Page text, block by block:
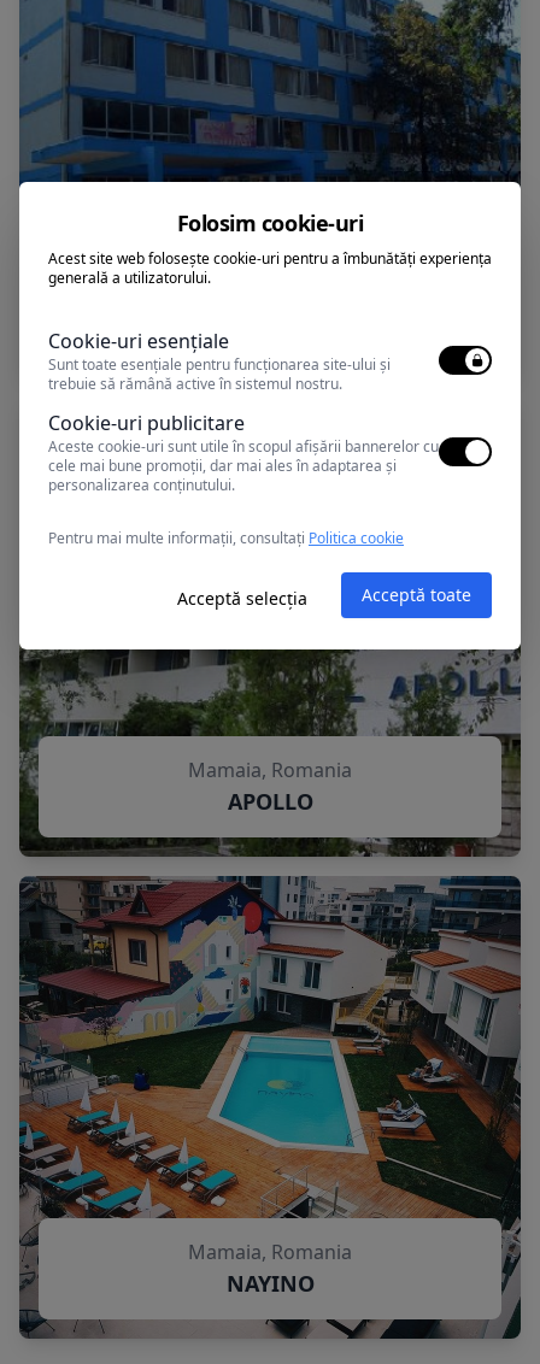
Mamaia, Romania
Mamaia, Romania
APOLLO
Mamaia, Romania
NAYINO
Folosim cookie-uri
Acest site web folosește cookie-uri pentru a îmbunătăți experiența
generală a utilizatorului.
Cookie-uri esențiale
Sunt toate esențiale pentru funcționarea site-ului și
trebuie să rămână active în sistemul nostru.
Cookie-uri publicitare
Aceste cookie-uri sunt utile în scopul afișării bannerelor cu
cele mai bune promoții, dar mai ales în adaptarea și
personalizarea conținutului.
Pentru mai multe informații, consultați Politica cookie
Acceptă selecția Acceptă toate